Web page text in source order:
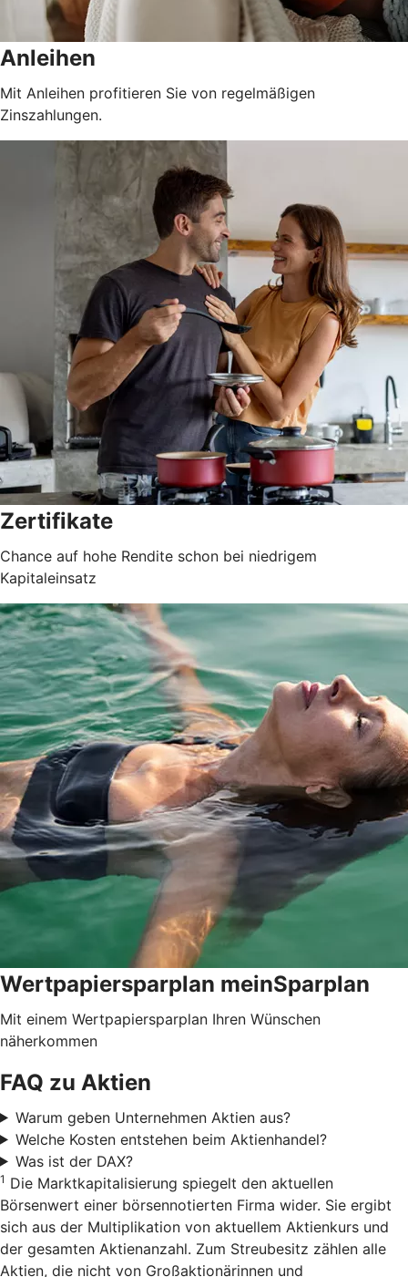
Anleihen
Mit Anleihen profitieren Sie von regelmäßigen
Zinszahlungen.
Zertifikate
Chance auf hohe Rendite schon bei niedrigem
Kapitaleinsatz
Wertpapiersparplan meinSparplan
Mit einem Wertpapiersparplan Ihren Wünschen
näherkommen
FAQ zu Aktien
Warum geben Unternehmen Aktien aus?
Welche Kosten entstehen beim Aktienhandel?
Was ist der DAX?
1 Die Marktkapitalisierung spiegelt den aktuellen
Börsenwert einer börsennotierten Firma wider. Sie ergibt
sich aus der Multiplikation von aktuellem Aktienkurs und
der gesamten Aktienanzahl. Zum Streubesitz zählen alle
Aktien, die nicht von Großaktionärinnen und